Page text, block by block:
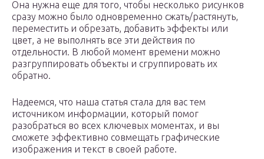
Она нужна еще для того, чтобы несколько рисунков
сразу можно было одновременно сжать/растянуть,
переместить и обрезать, добавить эффекты или
цвет, а не выполнять все эти действия по
отдельности. В любой момент времени можно
разгруппировать объекты и сгруппировать их
обратно.
Надеемся, что наша статья стала для вас тем
источником информации, который помог
разобраться во всех ключевых моментах, и вы
сможете эффективно совмещать графические
изображения и текст в своей работе.